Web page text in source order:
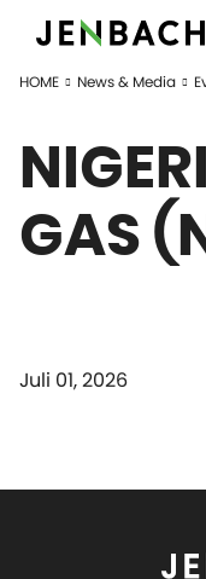
HOME News & Media
GAS
Juli 01, 2026